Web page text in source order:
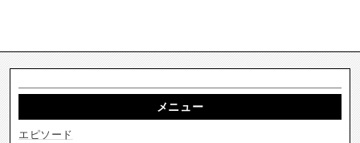
メニュー
エピソード